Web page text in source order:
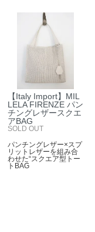
【Italy Import】MIL
LELA FIRENZE パン
チングレザースクエ
アBAG
SOLD OUT
パンチングレザー×スプ
リットレザーを組み合
わせた“スクエア型トー
トBAG